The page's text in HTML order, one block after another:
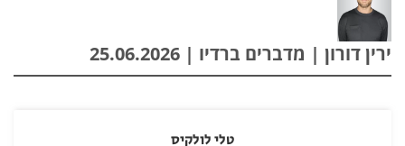
ירין דורון | מדברים ברדיו | 25.06.2026
טלי לולקיס